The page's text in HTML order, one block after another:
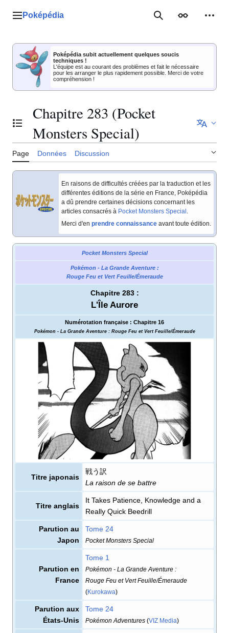
Menu principal
Poképédia RechercherApparence
Poképédia subit actuellement quelques soucis
techniques !
L'équipe est au courant des problèmes et fait le nécessaire
pour les arranger le plus rapidement possible. Merci de votre
compréhension !
Basculer la table des matières
Chapitre 283 (Pocket
Monsters Special)
Page Données Discussion
En raisons de difficultés créées par la traduction et les
différentes éditions de la série en France, Poképédia
a dû prendre certaines décisions concernant les
articles consacrés à Pocket Monsters Special.
Merci d'en prendre connaissance avant toute édition.
Pocket Monsters Special
Pokémon - La Grande Aventure :
Rouge Feu et Vert Feuille/Émeraude
Chapitre 283 :
L'Île Aurore
Numérotation française : Chapitre 16
Pokémon - La Grande Aventure : Rouge Feu et Vert Feuille/Émeraude
Titre japonais
戦う訳
La raison de se battre
Titre anglais
It Takes Patience, Knowledge and a
Really Quick Beedrill
Parution au
Japon
Tome 24
Pocket Monsters Special
Parution en
France
Tome 1
Pokémon - La Grande Aventure :
Rouge Feu et Vert Feuille/Émeraude
(Kurokawa)
Parution aux
États-Unis
Tome 24
Pokémon Adventures (VIZ Media)